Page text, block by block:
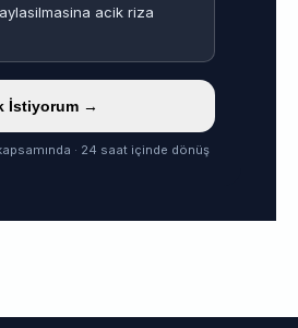
acik riza
İstiyorum →
· 24 saat içinde dönüş